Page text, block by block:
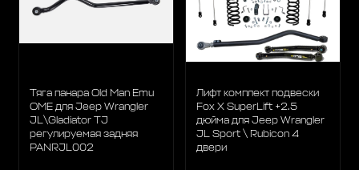
Тяга панара Old Man Emu
OME для Jeep Wrangler
JL\Gladiator TJ
регулируемая задняя
PANRJL002
Лифт комплект подвески
Fox X SuperLift +2.5
дюйма для Jeep Wrangler
JL Sport \ Rubicon 4
двери